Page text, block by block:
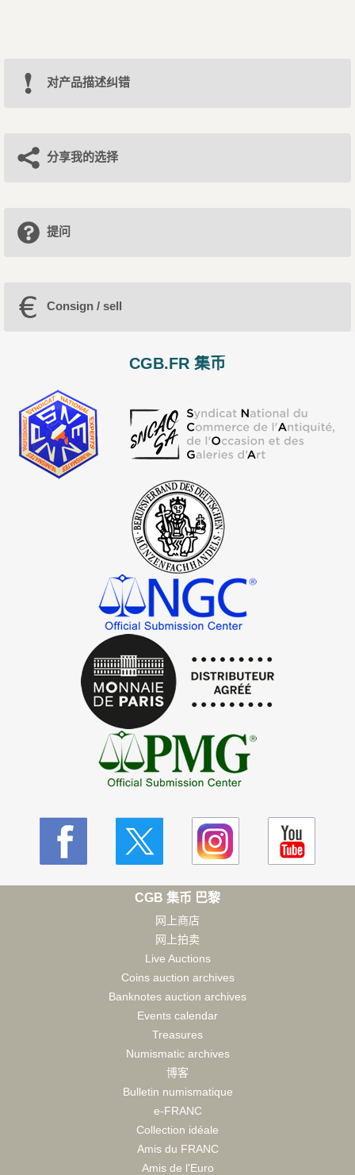
对产品描述纠错
分享我的选择
提问
Consign / sell
CGB.FR 集币
CGB 集币 巴黎
网上商店
网上拍卖
Live Auctions
Coins auction archives
Banknotes auction archives
Events calendar
Treasures
Numismatic archives
博客
Bulletin numismatique
e-FRANC
Collection idéale
Amis du FRANC
Amis de l'Euro